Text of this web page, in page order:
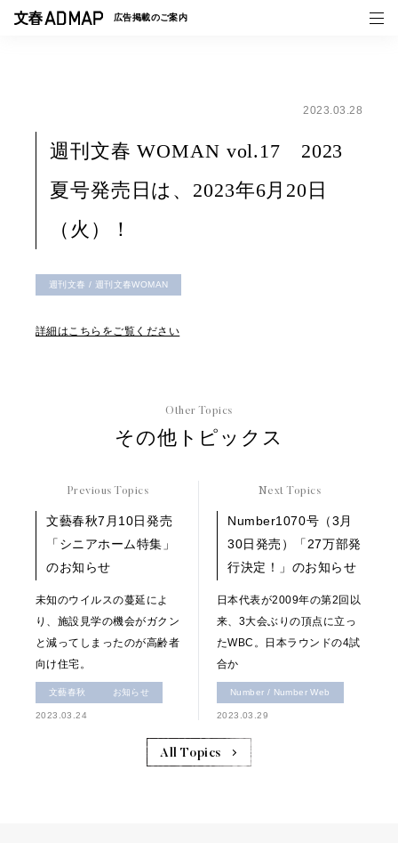
広告掲載のご案内
トピックス
2023.03.28
週刊文春 WOMAN vol.17 2023
夏号発売日は、2023年6月20日
（火）！
週刊文春 / 週刊文春WOMAN
詳細はこちらをご覧ください
Other Topics
その他トピックス
Previous Topics
文藝春秋7月10日発売
「シニアホーム特集」
のお知らせ
未知のウイルスの蔓延によ
り、施設見学の機会がガクン
と減ってしまったのが高齢者
向け住宅。
文藝春秋 お知らせ
2023.03.24
Next Topics
Number1070号（3月
30日発売）「27万部発
行決定！」のお知らせ
日本代表が2009年の第2回以
来、3大会ぶりの頂点に立っ
たWBC。日本ラウンドの4試
合か
Number / Number Web
2023.03.29
All Topics